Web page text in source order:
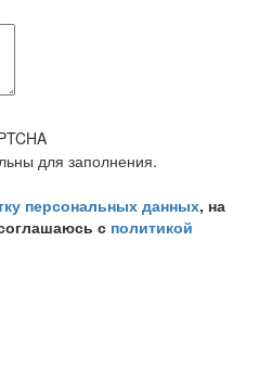
для заполнения.
персональных данных, на
с политикой